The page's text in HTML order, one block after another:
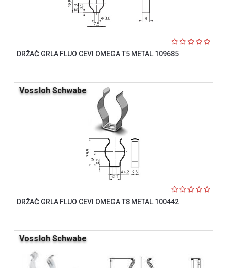
DRŽAČ GRLA FLUO CEVI OMEGA T5 METAL 109685
Vossloh Schwabe
DRŽAČ GRLA FLUO CEVI OMEGA T8 METAL 100442
Vossloh Schwabe